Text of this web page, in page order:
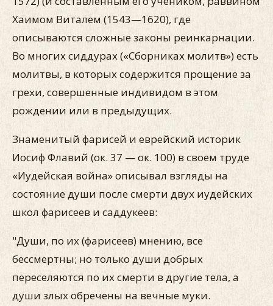
Хаимом Виталем (1543—1620), где
описываются сложные законы реинкарнации.
Во многих сиддурах («Сборниках молитв») есть
молитвы, в которых содержится прощение за
грехи, совершенные индивидом в этом
рождении или в предыдущих.
Знаменитый фарисей и еврейский историк
Иосиф Флавий (ок. 37 — ок. 100) в своем труде
«Иудейская война» описывал взгляды на
состояние души после смерти двух иудейских
школ фарисеев и саддукеев:
"Души, по их (фарисеев) мнению, все
бессмертны; но только души добрых
переселяются по их смерти в другие тела, а
души злых обречены на вечные муки.